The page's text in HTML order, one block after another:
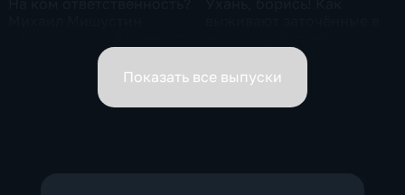
вице-премьеров
Показать все выпуски